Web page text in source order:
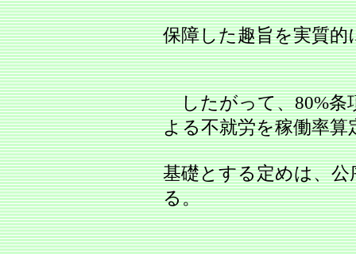
保障した趣旨を実質
したがって、80%条
よる不就労を稼働率算
基礎とする定めは、
る。